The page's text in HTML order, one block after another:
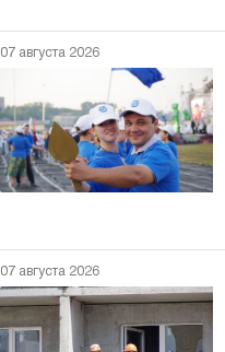
07 августа 2026
07 августа 2026